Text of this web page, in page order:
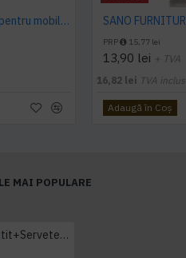
Detergent antistatic pentru mobila, AQAS, 5L
PRP 15,77 lei
13,90 lei + TVA
16,82 lei TVA inclus
Adaugă în Coş
MAI POPULARE
Furculita+Cutit+Servetel 100buc/set